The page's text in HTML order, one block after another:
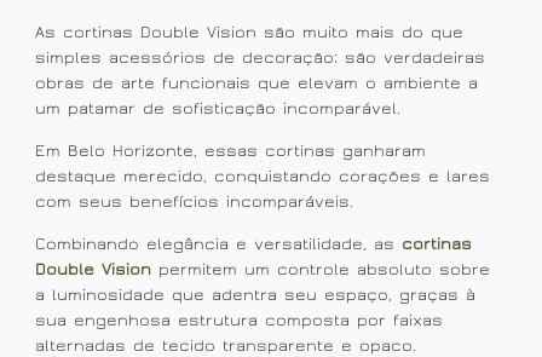
As cortinas Double Vision são muito mais do que
simples acessórios de decoração; são verdadeiras
obras de arte funcionais que elevam o ambiente a
um patamar de sofisticação incomparável.
Em Belo Horizonte, essas cortinas ganharam
destaque merecido, conquistando corações e lares
com seus benefícios incomparáveis.
Combinando elegância e versatilidade, as cortinas
Double Vision permitem um controle absoluto sobre
a luminosidade que adentra seu espaço, graças à
sua engenhosa estrutura composta por faixas
alternadas de tecido transparente e opaco.